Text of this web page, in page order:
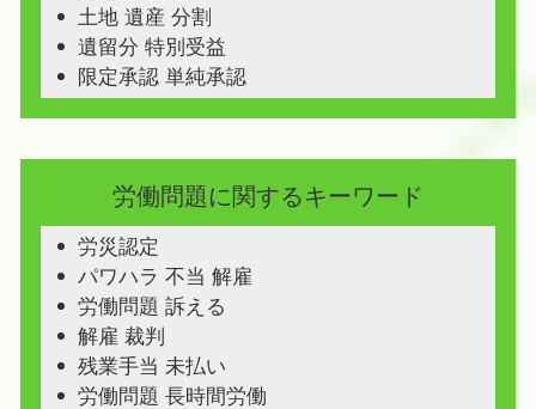
土地 遺産 分割
遺留分 特別受益
限定承認 単純承認
労働問題に関するキーワード
労災認定
パワハラ 不当 解雇
労働問題 訴える
解雇 裁判
残業手当 未払い
労働問題 長時間労働